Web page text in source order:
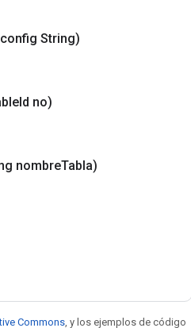
String)
Id no)
nombreTabla)
Commons , y los ejemplos de código